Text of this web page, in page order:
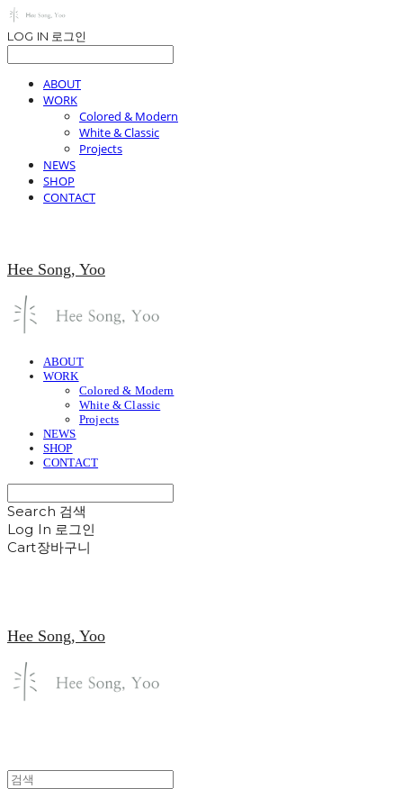
LOG IN 로그인
ABOUT
WORK
Colored & Modern
White & Classic
Projects
NEWS
SHOP
CONTACT
Hee Song, Yoo
ABOUT
WORK
Colored & Modern
White & Classic
Projects
NEWS
SHOP
CONTACT
Search 검색
Log In 로그인
Cart장바구니
Hee Song, Yoo